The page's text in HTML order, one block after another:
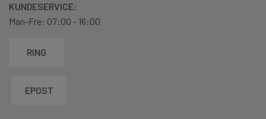
KUNDESERVICE:
Man-Fre: 07:00 - 16:00
RING
EPOST